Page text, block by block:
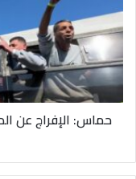
الدفعة
السابعة
بآلية
جديدة
تضمن
التزام
الاحتلال
حماس: الإفراج عن